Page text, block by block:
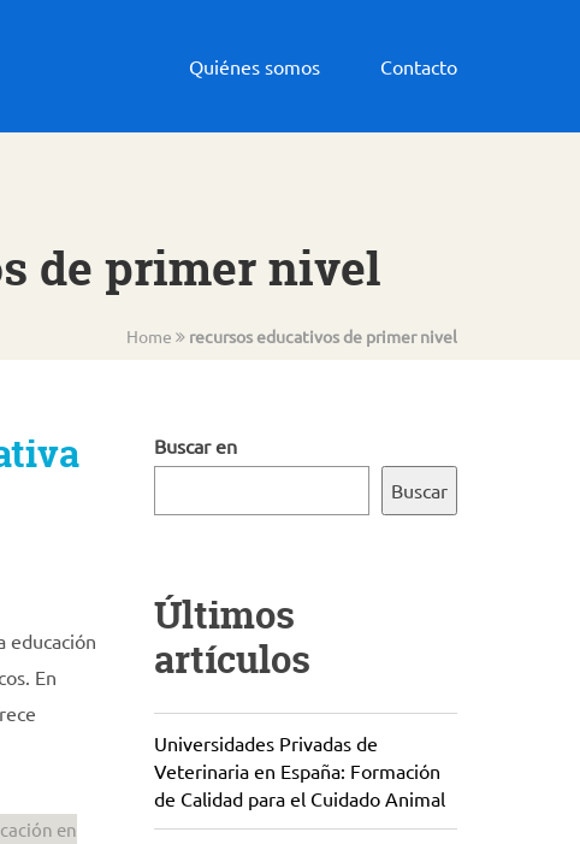
Quiénes somos Contacto
de primer nivel
Home recursos educativos de primer nivel
educación
En
en
Buscar en
Buscar
Últimos
artículos
Universidades Privadas de
Veterinaria en España: Formación
de Calidad para el Cuidado Animal